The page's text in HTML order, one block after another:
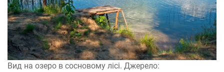
Вид на озеро в сосновому лісі. Джерело: